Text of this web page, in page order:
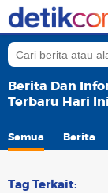
Berita Dan
Terbaru Hari
Semua Berita
Tag Terkait: